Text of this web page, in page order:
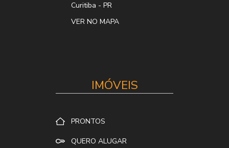
Curitiba - PR
VER NO MAPA
IMÓVEIS
PRONTOS
QUERO ALUGAR